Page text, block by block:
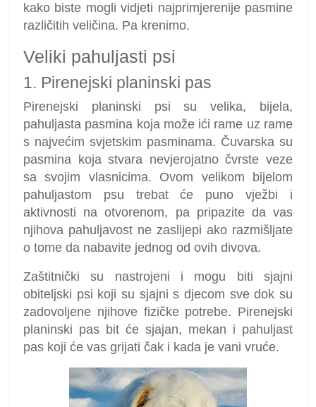
kako biste mogli vidjeti najprimjerenije pasmine
različitih veličina. Pa krenimo.
Veliki pahuljasti psi
1. Pirenejski planinski pas
Pirenejski planinski psi su velika, bijela,
pahuljasta pasmina koja može ići rame uz rame
s najvećim svjetskim pasminama. Čuvarska su
pasmina koja stvara nevjerojatno čvrste veze
sa svojim vlasnicima. Ovom velikom bijelom
pahuljastom psu trebat će puno vježbi i
aktivnosti na otvorenom, pa pripazite da vas
njihova pahuljavost ne zaslijepi ako razmišljate
o tome da nabavite jednog od ovih divova.
Zaštitnički su nastrojeni i mogu biti sjajni
obiteljski psi koji su sjajni s djecom sve dok su
zadovoljene njihove fizičke potrebe. Pirenejski
planinski pas bit će sjajan, mekan i pahuljast
pas koji će vas grijati čak i kada je vani vruće.